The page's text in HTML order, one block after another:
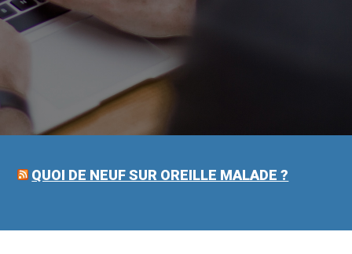
QUOI DE NEUF SUR OREILLE MALADE ?